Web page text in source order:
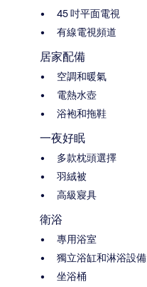
45 吋平面電視
有線電視頻道
居家配備
空調和暖氣
電熱水壺
浴袍和拖鞋
一夜好眠
多款枕頭選擇
羽絨被
高級寢具
衛浴
專用浴室
獨立浴缸和淋浴設備
坐浴桶